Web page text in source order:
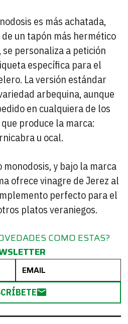
es más achatada,
un tapón más hermético
personaliza a petición
específica para el
La versión estándar
arbequina, aunque
en cualquiera de los
produce la marca:
u ocal.
y bajo la marca
ofrece vinagre de Jerez al
perfecto para el
platos veraniegos.
COMO ESTAS?